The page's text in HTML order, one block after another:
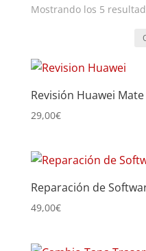
Mostrando los 5
Revisión Huawei
29,00€
Reparación de
49,00€